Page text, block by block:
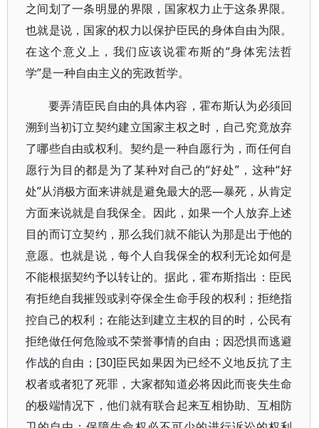
之间划了一条明显的界限，国家权力止于这条界限。
也就是说，国家的权力以保护臣民的身体自由为限。
在这个意义上，我们应该说霍布斯的“身体宪法哲
学”是一种自由主义的宪政哲学。
要弄清臣民自由的具体内容，霍布斯认为必须回
溯到当初订立契约建立国家主权之时，自己究竟放弃
了哪些自由或权利。契约是一种自愿行为，而任何自
愿行为目的都是为了某种对自己的“好处”，这种“好
处”从消极方面来讲就是避免最大的恶—暴死，从肯定
方面来说就是自我保全。因此，如果一个人放弃上述
目的而订立契约，那么我们就不能认为那是出于他的
意愿。也就是说，每个人自我保全的权利无论如何是
不能根据契约予以转让的。据此，霍布斯指出：臣民
有拒绝自我摧毁或剥夺保全生命手段的权利；拒绝指
控自己的权利；在能达到建立主权的目的时，公民有
拒绝做任何危险或不荣誉事情的自由；因恐惧而逃避
作战的自由；[30]臣民如果因为已经不义地反抗了主
权者或者犯了死罪，大家都知道必将因此而丧失生命
的极端情况下，他们就有联合起来互相协助、互相防